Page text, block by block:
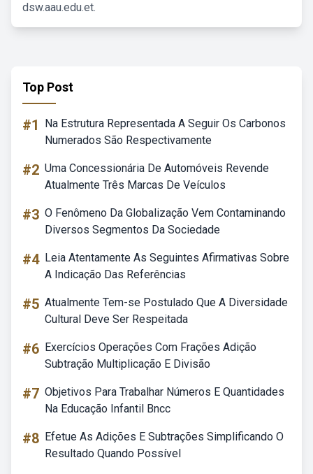
dsw.aau.edu.et.
Top Post
#1
Na Estrutura Representada A Seguir Os Carbonos
Numerados São Respectivamente
#2 Uma Concessionária De Automóveis Revende
Atualmente Três Marcas De Veículos
#3 O Fenômeno Da Globalização Vem Contaminando
Diversos Segmentos Da Sociedade
#4 Leia Atentamente As Seguintes Afirmativas Sobre
A Indicação Das Referências
#5 Atualmente Tem-se Postulado Que A Diversidade
Cultural Deve Ser Respeitada
#6 Exercícios Operações Com Frações Adição
Subtração Multiplicação E Divisão
#7 Objetivos Para Trabalhar Números E Quantidades
Na Educação Infantil Bncc
#8 Efetue As Adições E Subtrações Simplificando O
Resultado Quando Possível